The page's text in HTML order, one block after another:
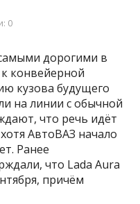
0
дорогими в
конвейерной
кузова будущего
на линии с обычной
что речь идёт
АвтоВАЗ начало
Ранее
что Lada Aura
причём